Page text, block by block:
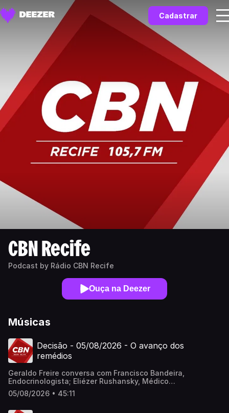
Cadastrar
CBN Recife
Podcast by Rádio CBN Recife
Ouça na Deezer
Músicas
Decisão - 05/08/2026 - O avanço dos
remédios
Geraldo Freire conversa com Francisco Bandeira,
Endocrinologista; Eliézer Rushansky, Médico
Reumatologista; e Dirceu de Lavôr, Médico Clínico e
Homeopata.
05/08/2026 • 45:11